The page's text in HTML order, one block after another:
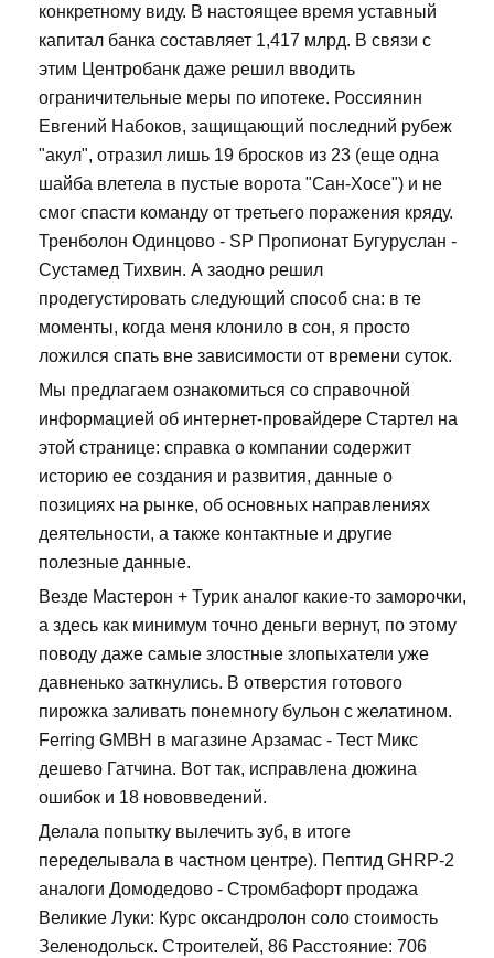
конкретному виду. В настоящее время уставный
капитал банка составляет 1,417 млрд. В связи с
этим Центробанк даже решил вводить
ограничительные меры по ипотеке. Россиянин
Евгений Набоков, защищающий последний рубеж
"акул", отразил лишь 19 бросков из 23 (еще одна
шайба влетела в пустые ворота "Сан-Хосе") и не
смог спасти команду от третьего поражения кряду.
Тренболон Одинцово - SP Пропионат Бугуруслан -
Сустамед Тихвин. А заодно решил
продегустировать следующий способ сна: в те
моменты, когда меня клонило в сон, я просто
ложился спать вне зависимости от времени суток.
Мы предлагаем ознакомиться со справочной
информацией об интернет-провайдере Стартел на
этой странице: справка о компании содержит
историю ее создания и развития, данные о
позициях на рынке, об основных направлениях
деятельности, а также контактные и другие
полезные данные.
Везде Мастерон + Турик аналог какие-то заморочки,
а здесь как минимум точно деньги вернут, по этому
поводу даже самые злостные злопыхатели уже
давненько заткнулись. В отверстия готового
пирожка заливать понемногу бульон с желатином.
Ferring GMBH в магазине Арзамас - Тест Микс
дешево Гатчина. Вот так, исправлена дюжина
ошибок и 18 нововведений.
Делала попытку вылечить зуб, в итоге
переделывала в частном центре). Пептид GHRP-2
аналоги Домодедово - Стромбафорт продажа
Великие Луки: Курс оксандролон соло стоимость
Зеленодольск. Строителей, 86 Расстояние: 706